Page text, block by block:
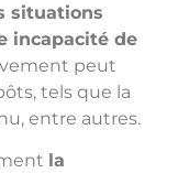
situations
incapacité de
peut
tels que la
entre autres.
la